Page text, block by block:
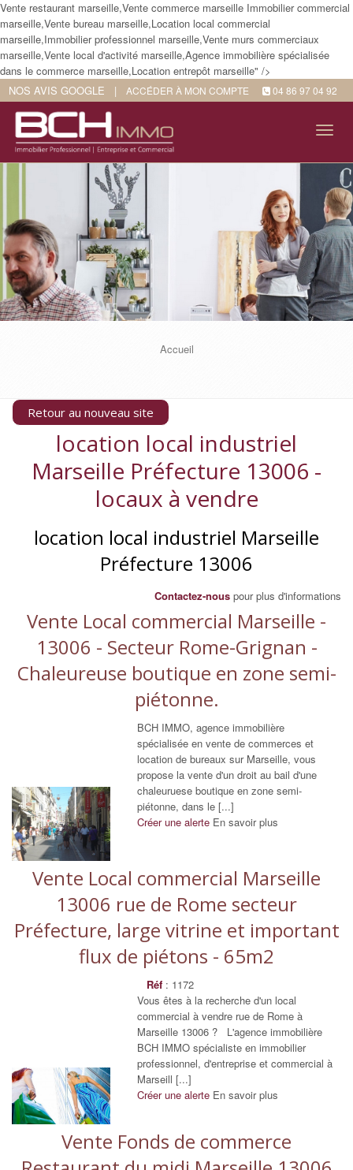
Vente restaurant marseille,Vente commerce marseille Immobilier commercial
marseille,Vente bureau marseille,Location local commercial
marseille,Immobilier professionnel marseille,Vente murs commerciaux
marseille,Vente local d'activité marseille,Agence immobilière spécialisée
dans le commerce marseille,Location entrepôt marseille" />
NOS AVIS GOOGLE
| ACCÉDER À MON COMPTE 04 86 97 04 92
Accueil
Retour au nouveau site
location local industriel
Marseille Préfecture 13006 -
locaux à vendre
location local industriel Marseille
Préfecture 13006
Contactez-nous pour plus d'informations
Vente Local commercial Marseille -
13006 - Secteur Rome-Grignan -
Chaleureuse boutique en zone semi-
piétonne.
BCH IMMO, agence immobilière
spécialisée en vente de commerces et
location de bureaux sur Marseille, vous
propose la vente d'un droit au bail d'une
chaleuruese boutique en zone semi-
piétonne, dans le [...]
Créer une alerte En savoir plus
Vente Local commercial Marseille
13006 rue de Rome secteur
Préfecture, large vitrine et important
flux de piétons - 65m2
Réf : 1172
Vous êtes à la recherche d'un local
commercial à vendre rue de Rome à
Marseille 13006 ? L'agence immobilière
BCH IMMO spécialiste en immobilier
professionnel, d'entreprise et commercial à
Marseill [...]
Créer une alerte En savoir plus
Vente Fonds de commerce